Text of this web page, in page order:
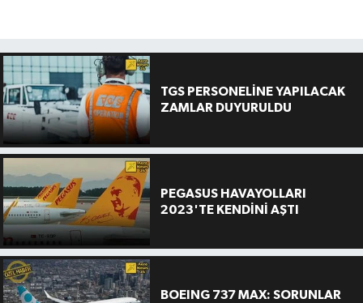
TGS PERSONELİNE YAPILACAK
ZAMLAR DUYURULDU
PEGASUS HAVAYOLLARI
2023'TE KENDİNİ AŞTI
BOEING 737 MAX: SORUNLAR